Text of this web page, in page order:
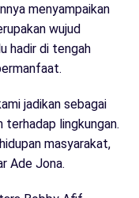
menyampaikan
wujud
hadir di tengah
jadikan sebagai
lingkungan.
masyarakat,
Ade Jona.